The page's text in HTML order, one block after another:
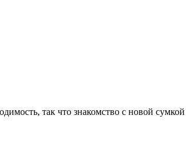
так что знакомство с новой